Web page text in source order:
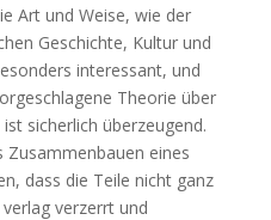
Art und Weise, wie der
Geschichte, Kultur und
interessant, und
Theorie über
sicherlich überzeugend.
Zusammenbauen eines
dass die Teile nicht ganz
verzerrt und